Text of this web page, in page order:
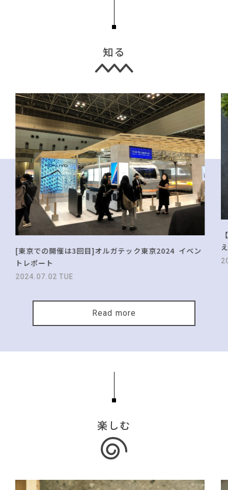
知る
[東京での開催は3回目]オルガテック東京2024 イベン
トレポート
2024.07.02 TUE
Read more
楽しむ